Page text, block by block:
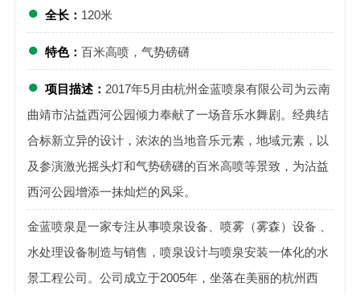
● 全长： 120米
● 特色： 百米高喷，气势磅礴
● 项目描述： 2017年5月由杭州金蓝喷泉有限公司为云南
曲靖市沾益西河公园倾力奉献了一场音乐水舞剧。经典结
合标新立异的设计，浓浓的当地音乐元素，地域元素，以
及参演激光摇头灯和气势磅礴的百米高喷等景致，为沾益
西河公园增添一抹灿烂的风采。
金蓝喷泉是一家专注从事喷泉设备、喷雾（雾森）设备 、
水处理设备制造与销售，喷泉设计与喷泉安装一体化的水
景工程公司。公司成立于2005年，坐落在美丽的杭州西